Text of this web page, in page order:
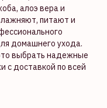
алоэ вера и
питают и
домашнего ухода.
выбрать надежные
с доставкой по всей